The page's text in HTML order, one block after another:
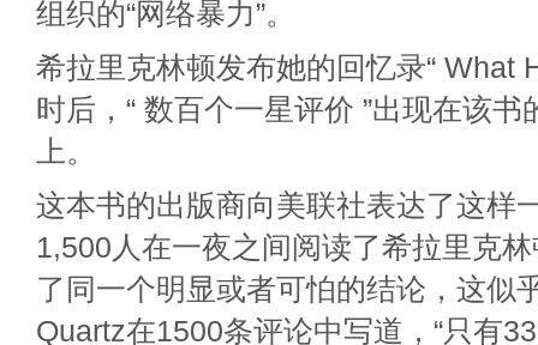
组织的“网络暴力”。
希拉里克林顿发布她的回忆录“ What
时后，“ 数百个一星评价 ”出现在该
上。
这本书的出版商向美联社表达了这样
1,500人在一夜之间阅读了希拉里克
了同一个明显或者可怕的结论，这似
Quartz在1500条评论中写道，“只有